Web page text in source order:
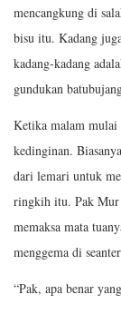
mencangkung di
bisu itu. Kadang
kadang-kadang
gundukan
Ketika malam mulai
kedinginan.
dari lemari untuk
ringkih itu. Pak Mur
memaksa mata
menggema di
“Pak, apa benar